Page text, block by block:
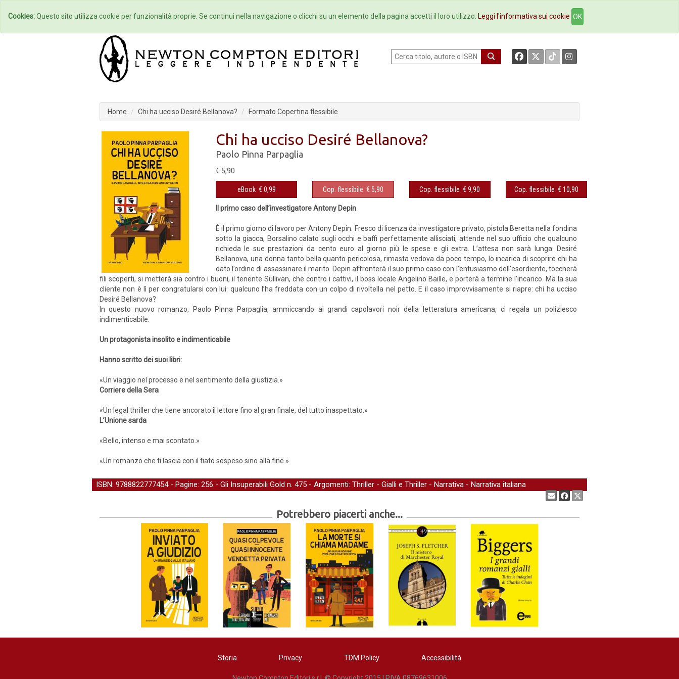
Home Autori Eventi Collane Newsletter Ebookstore Contatti
Home Chi ha ucciso Desiré Bellanova? Formato Copertina flessibile
Chi ha ucciso Desiré Bellanova?
Paolo Pinna Parpaglia
€ 5,90
eBook € 0,99 Cop. flessibile € 5,90 Cop. flessibile € 9,90 Cop. flessibile € 10,90
Il primo caso dell’investigatore Antony Depin
È il primo giorno di lavoro per Antony Depin. Fresco di licenza da investigatore privato, pistola Beretta nella fondina
sotto la giacca, Borsalino calato sugli occhi e baffi perfettamente allisciati, attende nel suo ufficio che qualcuno
richieda le sue prestazioni da cento euro al giorno più le spese e gli extra. L’attesa non sarà lunga: Desiré
Bellanova, una donna tanto bella quanto pericolosa, rimasta vedova da poco tempo, lo incarica di scoprire chi ha
dato l’ordine di assassinare il marito. Depin affronterà il suo primo caso con l’entusiasmo dell’esordiente, toccherà
fili scoperti, si metterà sia contro i buoni, il tenente Sullivan, che contro i cattivi, il boss locale Angelino Baille, e porterà a termine l’incarico. Ma la sua
cliente non è lì per congratularsi con lui: qualcuno l’ha freddata con un colpo di rivoltella nel petto. E il caso improvvisamente si riapre: chi ha ucciso
Desiré Bellanova?
In questo nuovo romanzo, Paolo Pinna Parpaglia, ammiccando ai grandi capolavori noir della letteratura americana, ci regala un poliziesco
indimenticabile.
Un protagonista insolito e indimenticabile
Hanno scritto dei suoi libri:
«Un viaggio nel processo e nel sentimento della giustizia.»
Corriere della Sera
«Un legal thriller che tiene ancorato il lettore fino al gran finale, del tutto inaspettato.»
L’Unione sarda
«Bello, intenso e mai scontato.»
«Un romanzo che ti lascia con il fiato sospeso sino alla fine.»
ISBN: 9788822777454 - Pagine: 256 - Gli Insuperabili Gold n. 475 - Argomenti: Thriller - Gialli e Thriller - Narrativa - Narrativa italiana
Potrebbero piacerti anche...
Storia Privacy TDM Policy Accessibilità
Cookies:Questo sito utilizza cookie per funzionalità proprie. Se continui nella navigazione o clicchi su un elemento della pagina accetti il loro utilizzo. Leggi l'informativa sui cookie OK